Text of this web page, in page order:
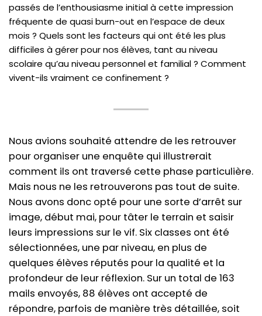
passés de l’enthousiasme initial à cette impression
fréquente de quasi burn-out en l’espace de deux
mois ? Quels sont les facteurs qui ont été les plus
difficiles à gérer pour nos élèves, tant au niveau
scolaire qu’au niveau personnel et familial ? Comment
vivent-ils vraiment ce confinement ?
Nous avions souhaité attendre de les retrouver
pour organiser une enquête qui illustrerait
comment ils ont traversé cette phase particulière.
Mais nous ne les retrouverons pas tout de suite.
Nous avons donc opté pour une sorte d’arrêt sur
image, début mai, pour tâter le terrain et saisir
leurs impressions sur le vif. Six classes ont été
sélectionnées, une par niveau, en plus de
quelques élèves réputés pour la qualité et la
profondeur de leur réflexion. Sur un total de 163
mails envoyés, 88 élèves ont accepté de
répondre, parfois de manière très détaillée, soit